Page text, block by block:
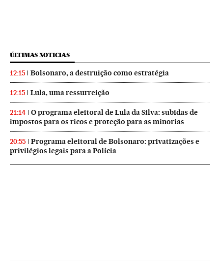
ÚLTIMAS NOTICIAS
12:15 Bolsonaro, a destruição como estratégia
12:15 Lula, uma ressurreição
21:14
O programa eleitoral de Lula da Silva: subidas de
impostos para os ricos e proteção para as minorias
20:55
Programa eleitoral de Bolsonaro: privatizações e
privilégios legais para a Polícia